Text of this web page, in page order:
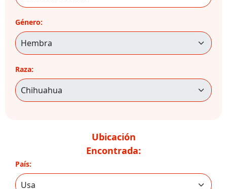
Género:
Raza:
Ubicación
Encontrada:
País: